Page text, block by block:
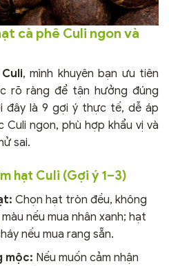
cà phê Culi ngon và
, mình khuyên bạn ưu tiên
rõ ràng để tận hưởng đúng
đây là 9 gợi ý thực tế, dễ áp
ngon, phù hợp khẩu vị và
sai.
hạt Culi (Gợi ý 1–3)
Chọn hạt tròn đều, không
nếu mua nhân xanh; hạt
nếu mua rang sẵn.
mộc: Nếu muốn cảm nhận